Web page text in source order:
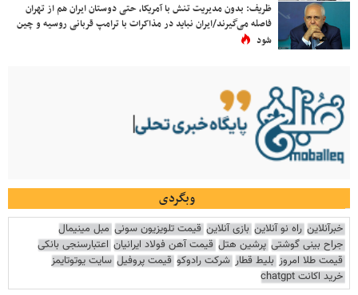
ظریف: بدون مدیریت تنش با آمریکا، حتی دوستان ایران هم از تهران
فاصله می‌گیرند/ایران نباید در مذاکرات با ترامپ قربانی روسیه و چین
شود
وبگردی
خبرآنلاین راه نو آنلاین بازی آنلاین قیمت تلویزیون سونی مبل مینیمال
جراح بینی گوشتی پرشین هتل قیمت آهن فولاد ایرانیان اعتبارسنجی بانکی
قیمت طلا امروز بلیط قطار شرکت رادوکو قیمت پروفیل سایت یوتوتایمز
خرید اکانت chatgpt